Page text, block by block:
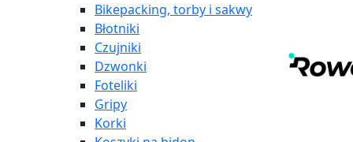
Bikepacking, torby i sakwy
Błotniki
Czujniki
Dzwonki
Foteliki
Gripy
Korki